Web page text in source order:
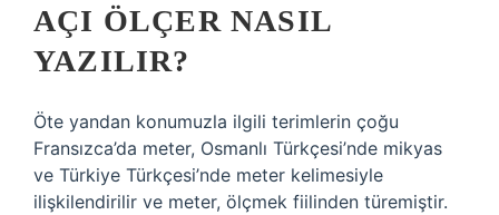
AÇI ÖLÇER NASIL
YAZILIR?
Öte yandan konumuzla ilgili terimlerin çoğu
Fransızca’da meter, Osmanlı Türkçesi’nde mikyas
ve Türkiye Türkçesi’nde meter kelimesiyle
ilişkilendirilir ve meter, ölçmek fiilinden türemiştir.